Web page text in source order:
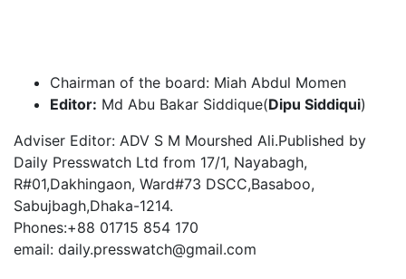
Chairman of the board: Miah Abdul Momen
Editor: Md Abu Bakar Siddique(Dipu Siddiqui)
Adviser Editor: ADV S M Mourshed Ali.Published by
Daily Presswatch Ltd from 17/1, Nayabagh,
R#01,Dakhingaon, Ward#73 DSCC,Basaboo,
Sabujbagh,Dhaka-1214.
Phones:+88 01715 854 170
email: daily.presswatch@gmail.com